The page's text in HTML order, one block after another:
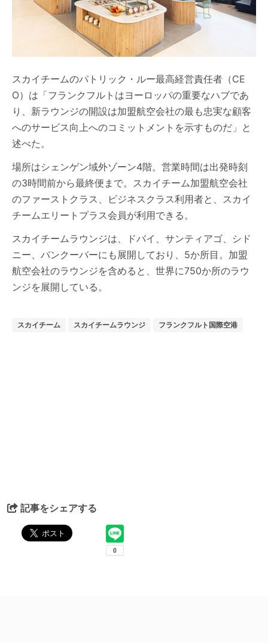
スカイチームのパトリック・ルー最高経営責任者（CE
O）は「フランクフルトはヨーロッパの重要なハブであ
り、新ラウンジの開設は加盟航空会社の最も忠実な顧客
へのサービス向上へのコミットメントを示すものだ」と
述べた。
場所はシェンゲン域外ゾーン4階。営業時間は出発時刻
の3時間前から最終便まで。スカイチーム加盟航空会社
のファーストクラス、ビジネスクラス利用者と、スカイ
チームエリートプラス会員が利用できる。
スカイチームラウンジは、ドバイ、サンティアゴ、シド
ニー、バンクーバーにも展開しており、5か所目。加盟
航空会社のラウンジを含めると、世界に750か所のラウ
ンジを展開している。
スカイチーム スカイチームラウンジ フランクフルト国際空港
記事をシェアする